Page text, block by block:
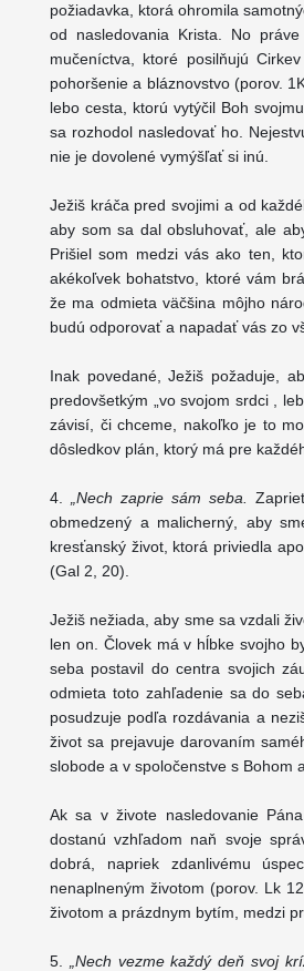
požiadavka, ktorá ohromila
od nasledovania Krista. No
mučeníctva, ktoré posilňujú
pohoršenie a bláznovstvo (porov.
lebo cesta, ktorú vytýčil Boh
sa rozhodol nasledovať ho.
nie je dovolené vymýšľať si inú.
Ježiš kráča pred svojimi a od
aby som sa dal obsluhovať, ale
Prišiel som medzi vás ako ten,
akékoľvek bohatstvo, ktoré vám
že ma odmieta väčšina môjho
budú odporovať a napadať vás zo
Inak povedané, Ježiš požaduje,
predovšetkým „vo svojom srdci ,
závisí, či chceme, nakoľko je to
dôsledkov plán, ktorý má pre
4. „Nech zaprie sám seba.
obmedzený a malicherný, aby
kresťanský život, ktorá priviedla
(Gal 2, 20).
Ježiš nežiada, aby sme sa vzdali
len on. Človek má v hĺbke svojho
seba postavil do centra svojich
odmieta toto zahľadenie sa do
posudzuje podľa rozdávania a
život sa prejavuje darovaním
slobode a v spoločenstve s Bohom
Ak sa v živote nasledovanie
dostanú vzhľadom naň svoje
dobrá, napriek zdanlivému
nenaplneným životom (porov. Lk
životom a prázdnym bytím, medzi
5. „Nech vezme každý deň svoj